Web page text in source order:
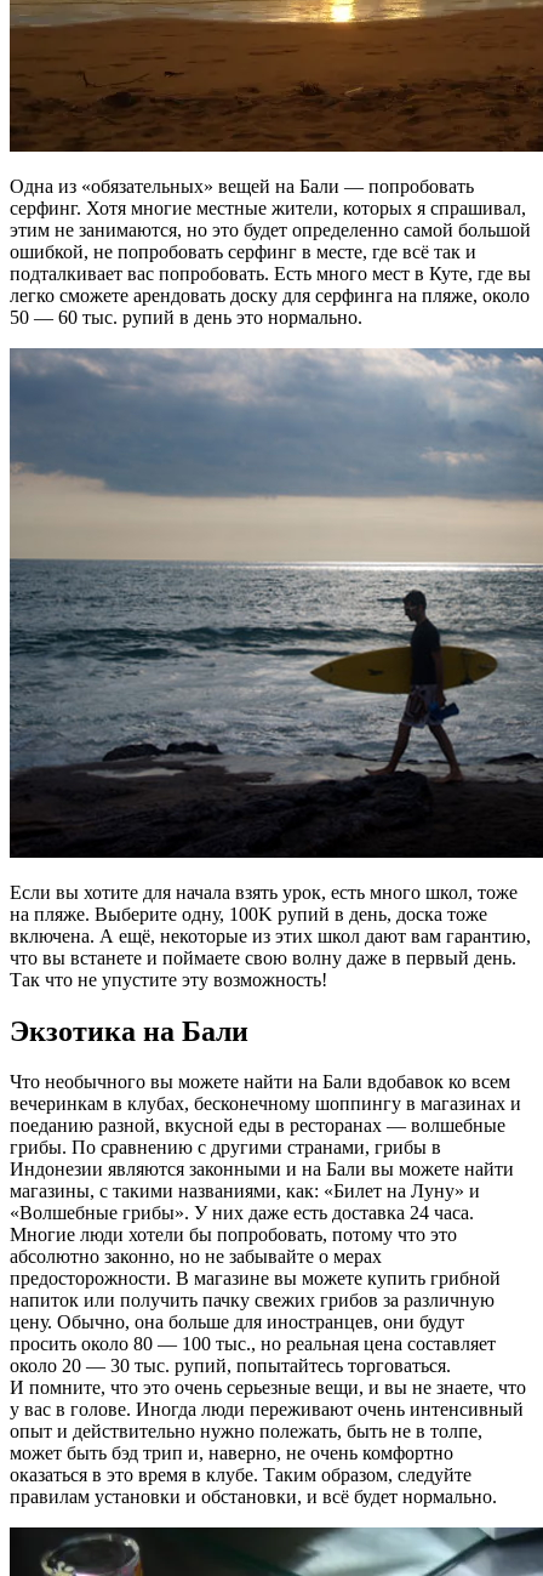
Одна из «обязательных» вещей на Бали — попробовать
серфинг. Хотя многие местные жители, которых я спрашивал,
этим не занимаются, но это будет определенно самой большой
ошибкой, не попробовать серфинг в месте, где всё так и
подталкивает вас попробовать. Есть много мест в Куте, где вы
легко сможете арендовать доску для серфинга на пляже, около
50 — 60 тыс. рупий в день это нормально.
Если вы хотите для начала взять урок, есть много школ, тоже
на пляже. Выберите одну, 100K рупий в день, доска тоже
включена. А ещё, некоторые из этих школ дают вам гарантию,
что вы встанете и поймаете свою волну даже в первый день.
Так что не упустите эту возможность!
Экзотика на Бали
Что необычного вы можете найти на Бали вдобавок ко всем
вечеринкам в клубах, бесконечному шоппингу в магазинах и
поеданию разной, вкусной еды в ресторанах — волшебные
грибы. По сравнению с другими странами, грибы в
Индонезии являются законными и на Бали вы можете найти
магазины, с такими названиями, как: «Билет на Луну» и
«Волшебные грибы». У них даже есть доставка 24 часа.
Многие люди хотели бы попробовать, потому что это
абсолютно законно, но не забывайте о мерах
предосторожности. В магазине вы можете купить грибной
напиток или получить пачку свежих грибов за различную
цену. Обычно, она больше для иностранцев, они будут
просить около 80 — 100 тыс., но реальная цена составляет
около 20 — 30 тыс. рупий, попытайтесь торговаться.
И помните, что это очень серьезные вещи, и вы не знаете, что
у вас в голове. Иногда люди переживают очень интенсивный
опыт и действительно нужно полежать, быть не в толпе,
может быть бэд трип и, наверно, не очень комфортно
оказаться в это время в клубе. Таким образом, следуйте
правилам установки и обстановки, и всё будет нормально.